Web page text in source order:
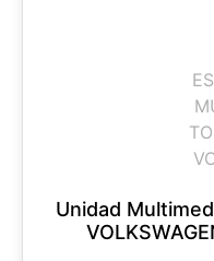
Unidad